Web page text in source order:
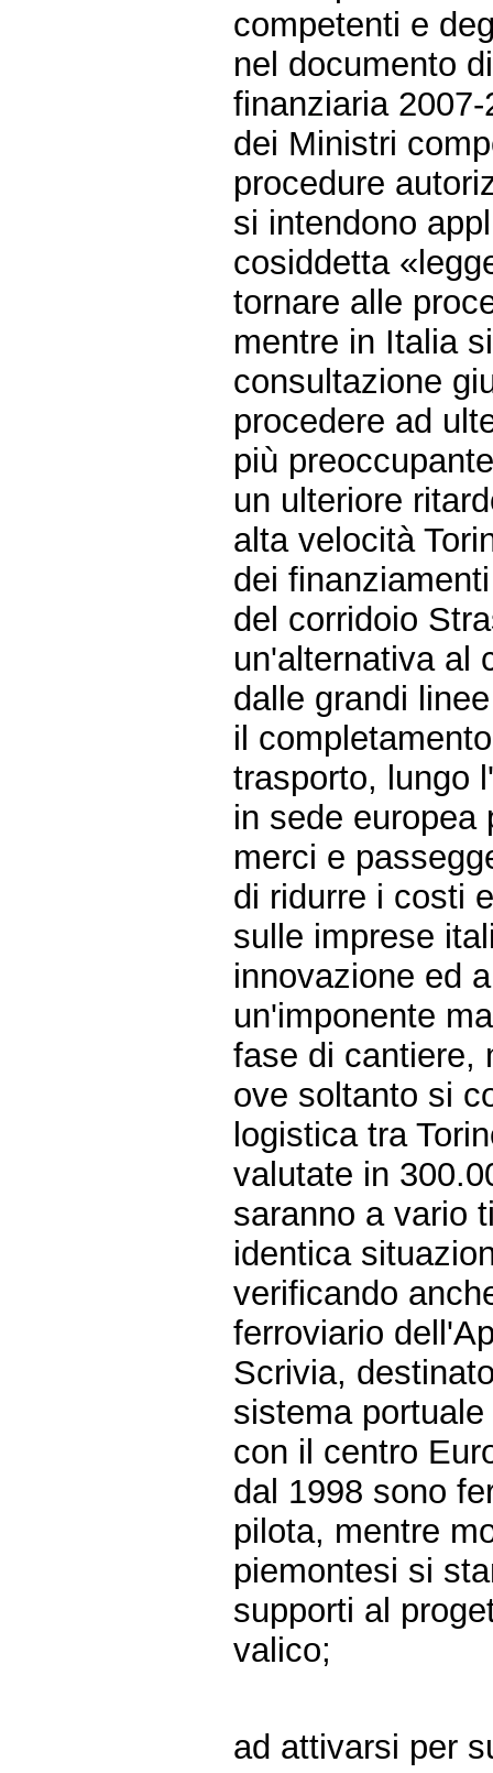
competenti e
nel documento
finanziaria
dei Ministri
procedure
si intendono
cosiddetta
tornare alle
mentre in Italia
consultazione
procedere ad
più
un ulteriore
alta velocità
dei
del corridoio
un'alternativa al
dalle grandi
il
trasporto, lungo
in sede europea
merci e
di ridurre i costi
sulle imprese
innovazione ed
un'imponente
fase di cantiere,
ove soltanto si
logistica tra
valutate in
saranno a vario
identica
verificando
ferroviario
Scrivia,
sistema
con il centro
dal 1998 sono
pilota, mentre
piemontesi si
supporti al
valico;
ad attivarsi per